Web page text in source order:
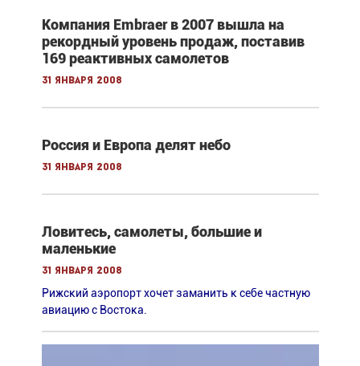
Компания Embraer в 2007 вышла на
рекордный уровень продаж, поставив
169 реактивных самолетов
31 января 2008
Россия и Европа делят небо
31 января 2008
Ловитесь, самолеты, большие и
маленькие
31 января 2008
Рижский аэропорт хочет заманить к себе частную
авиацию с Востока.